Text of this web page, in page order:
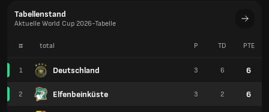
Tabellenstand
Aktuelle World Cup 2026-Tabelle
# total
1 Deutschland
2 Elfenbeinküste
P TD PTE
3 6 6
3 2 6